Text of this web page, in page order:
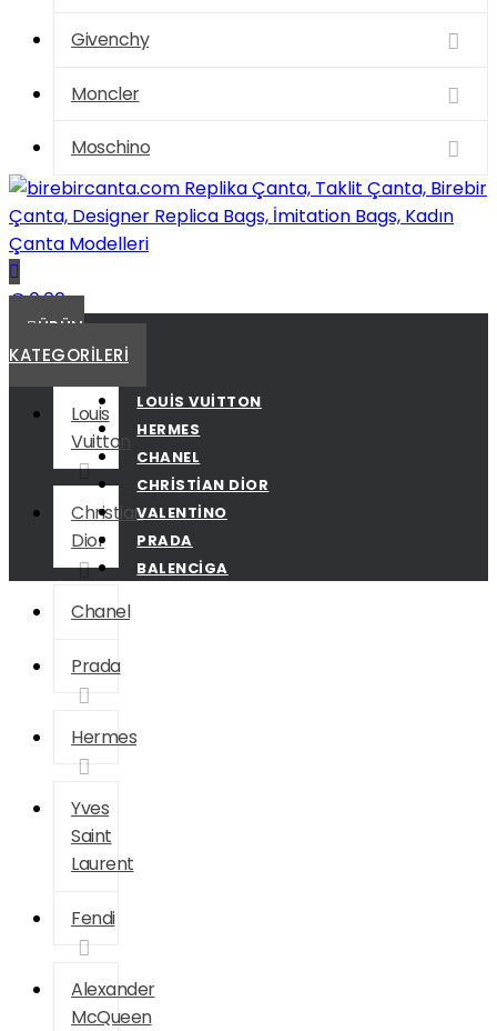
Givenchy
Moncler
Moschino
birebircanta.com Replika Çanta, Taklit Çanta, Birebir
Çanta, Designer Replica Bags, İmitation Bags, Kadın
Çanta Modelleri
€ 0,00
ÜRÜN
KATEGORILERI
Louis
Vuitton
Christian
Dior
Chanel
Prada
Hermes
Yves
Saint
Laurent
Fendi
Alexander
McQueen
LOUIS VUITTON
HERMES
CHANEL
CHRISTIAN DIOR
VALENTINO
PRADA
BALENCIGA